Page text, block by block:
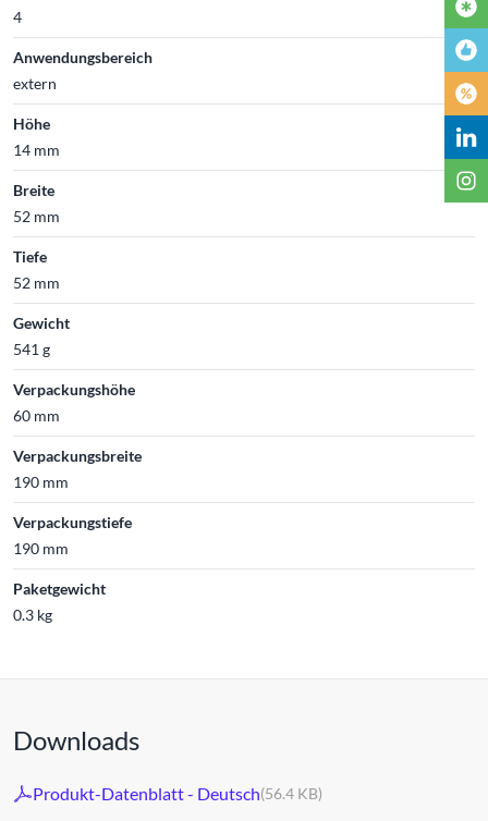
4
Anwendungsbereich
extern
Höhe
14 mm
Breite
52 mm
Tiefe
52 mm
Gewicht
541 g
Verpackungshöhe
60 mm
Verpackungsbreite
190 mm
Verpackungstiefe
190 mm
Paketgewicht
0.3 kg
Downloads
Produkt-Datenblatt - Deutsch(56.4 KB)